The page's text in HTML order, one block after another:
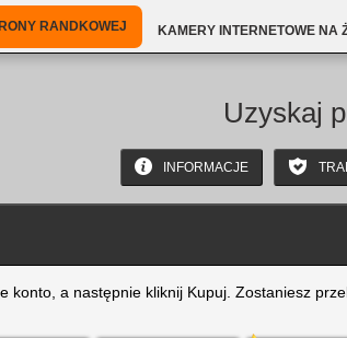
RANDKOWEJ KAMERY INTERNETOWE NA
Uzyskaj
INFORMACJE
konto, a następnie kliknij Kupuj. Zostaniesz